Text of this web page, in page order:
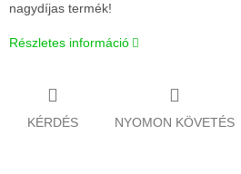
nagydíjas termék!
Részletes információ
KÉRDÉS NYOMON KÖVETÉS